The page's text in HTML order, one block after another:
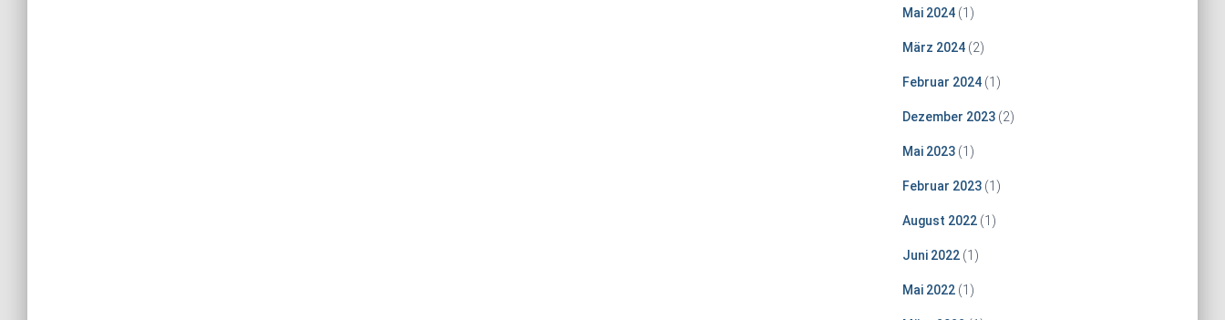
Mai 2024(1)
März 2024(2)
Februar 2024(1)
Dezember 2023(2)
Mai 2023(1)
Februar 2023(1)
August 2022(1)
Juni 2022(1)
Mai 2022(1)